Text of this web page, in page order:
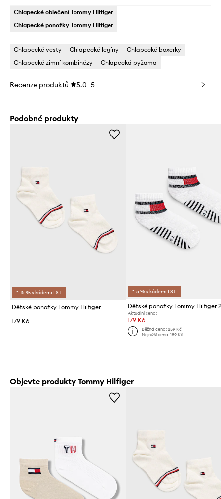
Chlapecké oblečení Tommy Hilfiger
Chlapecké ponožky Tommy Hilfiger
Chlapecké vesty Chlapecké legíny
Chlapecké boxerky
Chlapecké zimní kombinézy
Chlapecká pyžama
Recenze produktů 5.0 5
Podobné produkty
*-15 % s kódem: LST
Dětské ponožky Tommy Hilfiger
179 Kč
*-5 % s kódem: LST
Aktuální cena:
179 Kč
Běžná cena: 259 Kč
Nejnižší cena: 189 Kč
Objevte produkty Tommy Hilfiger